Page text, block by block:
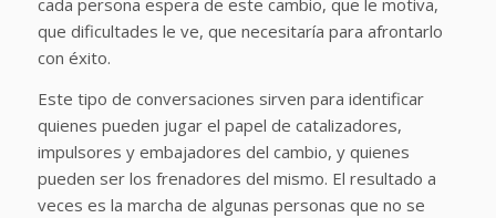
que dificultades le ve, que necesitaría para afrontarlo
con éxito.
Este tipo de conversaciones sirven para identificar
quienes pueden jugar el papel de catalizadores,
impulsores y embajadores del cambio, y quienes
pueden ser los frenadores del mismo. El resultado a
veces es la marcha de algunas personas que no se